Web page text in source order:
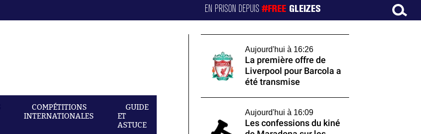
EN PRISON DEPUIS#FREE GLEIZES
COMPÉTITIONS
INTERNATIONALES
GUIDE
ET
ASTUCE
Aujourd'hui à 16:26
La première offre de
Liverpool pour Barcola a
été transmise
Aujourd'hui à 16:09
Les confessions du kiné